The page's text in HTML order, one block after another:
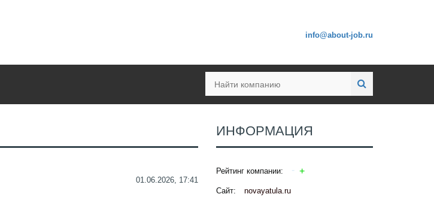
info@about-job.ru
01.06.2026, 17:41
ИНФОРМАЦИЯ
Рейтинг компании:
Сайт: novayatula.ru